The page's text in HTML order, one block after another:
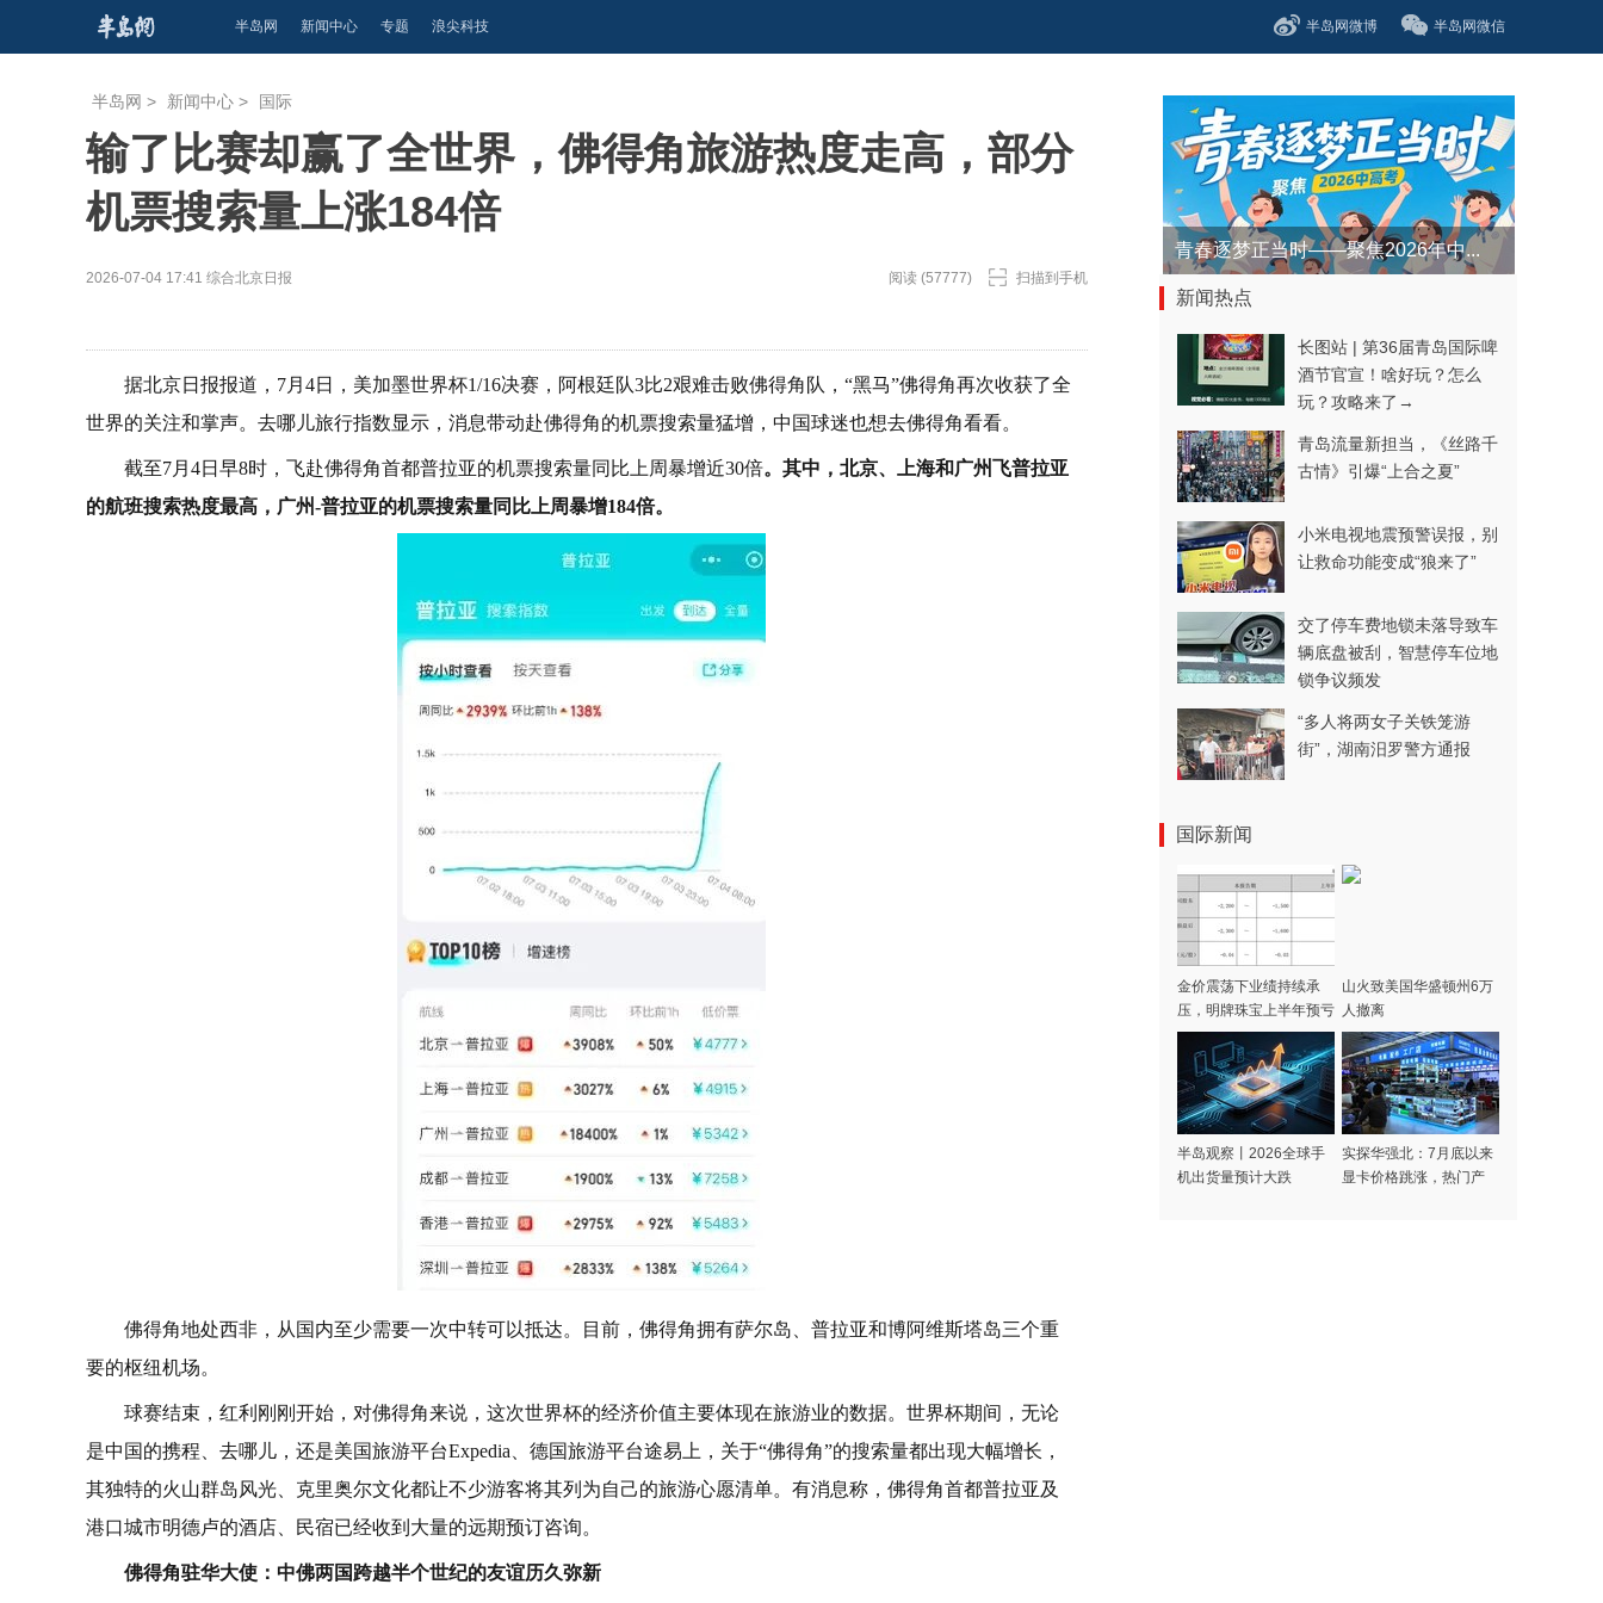
半岛网 新闻中心 专题 浪尖科技 半岛网微博 半岛网微信
半岛网 > 新闻中心 > 国际
输了比赛却赢了全世界，佛得角旅游热度走高，部分
机票搜索量上涨184倍
2026-07-04 17:41 综合北京日报 阅读 (57777) 扫描到手机
据北京日报报道，7月4日，美加墨世界杯1/16决赛，阿根廷队3比2艰难击败佛得角队，“黑马”佛得角再次收获了全
世界的关注和掌声。去哪儿旅行指数显示，消息带动赴佛得角的机票搜索量猛增，中国球迷也想去佛得角看看。
截至7月4日早8时，飞赴佛得角首都普拉亚的机票搜索量同比上周暴增近30倍。其中，北京、上海和广州飞普拉亚
的航班搜索热度最高，广州-普拉亚的机票搜索量同比上周暴增184倍。
佛得角地处西非，从国内至少需要一次中转可以抵达。目前，佛得角拥有萨尔岛、普拉亚和博阿维斯塔岛三个重
要的枢纽机场。
球赛结束，红利刚刚开始，对佛得角来说，这次世界杯的经济价值主要体现在旅游业的数据。世界杯期间，无论
是中国的携程、去哪儿，还是美国旅游平台Expedia、德国旅游平台途易上，关于“佛得角”的搜索量都出现大幅增长，
其独特的火山群岛风光、克里奥尔文化都让不少游客将其列为自己的旅游心愿清单。有消息称，佛得角首都普拉亚及
港口城市明德卢的酒店、民宿已经收到大量的远期预订咨询。
佛得角驻华大使：中佛两国跨越半个世纪的友谊历久弥新
青春逐梦正当时——聚焦2026年中...
新闻热点
长图站 | 第36届青岛国际啤
酒节官宣！啥好玩？怎么
玩？攻略来了→
青岛流量新担当，《丝路千
古情》引爆“上合之夏”
小米电视地震预警误报，别
让救命功能变成“狼来了”
交了停车费地锁未落导致车
辆底盘被刮，智慧停车位地
锁争议频发
“多人将两女子关铁笼游
街”，湖南汨罗警方通报
国际新闻
金价震荡下业绩持续承
压，明牌珠宝上半年预亏
1500万元到2200万元，
去年亏了3.6亿元
山火致美国华盛顿州6万
人撤离
半岛观察丨2026全球手
机出货量预计大跌
实探华强北：7月底以来
显卡价格跳涨，热门产